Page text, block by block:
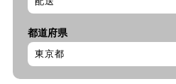
都道府県